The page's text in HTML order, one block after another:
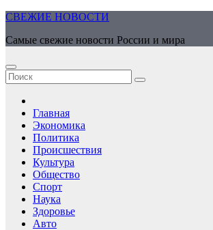
Перейти
содержимому
СВЕЖИЕ НОВОСТИ
Самые свежие новости России и мира
Главная
Экономика
Политика
Происшествия
Культура
Общество
Спорт
Наука
Здоровье
Авто